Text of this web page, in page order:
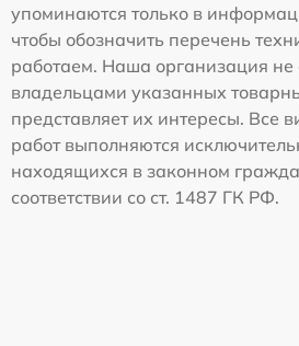
упоминаются только в
чтобы обозначить перечень
работаем. Наша организация
владельцами указанных
представляет их интересы. Все
работ выполняются
находящихся в законном
соответствии со ст. 1487 ГК РФ.